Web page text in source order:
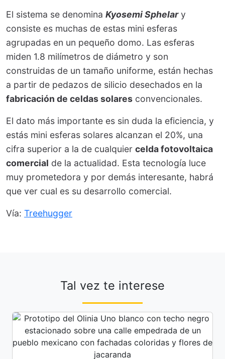
El sistema se denomina Kyosemi Sphelary
consiste es muchas de estas mini esferas
agrupadas en un pequeño domo. Las esferas
miden 1.8 milímetros de diámetro y son
construidas de un tamaño uniforme, están hechas
a partir de pedazos de silicio desechados en la
fabricación de celdas solares convencionales.
El dato más importante es sin duda la eficiencia, y
estás mini esferas solares alcanzan el 20%, una
cifra superior a la de cualquier celda fotovoltaica
comercial de la actualidad. Esta tecnología luce
muy prometedora y por demás interesante, habrá
que ver cual es su desarrollo comercial.
Vía: Treehugger
Tal vez te interese